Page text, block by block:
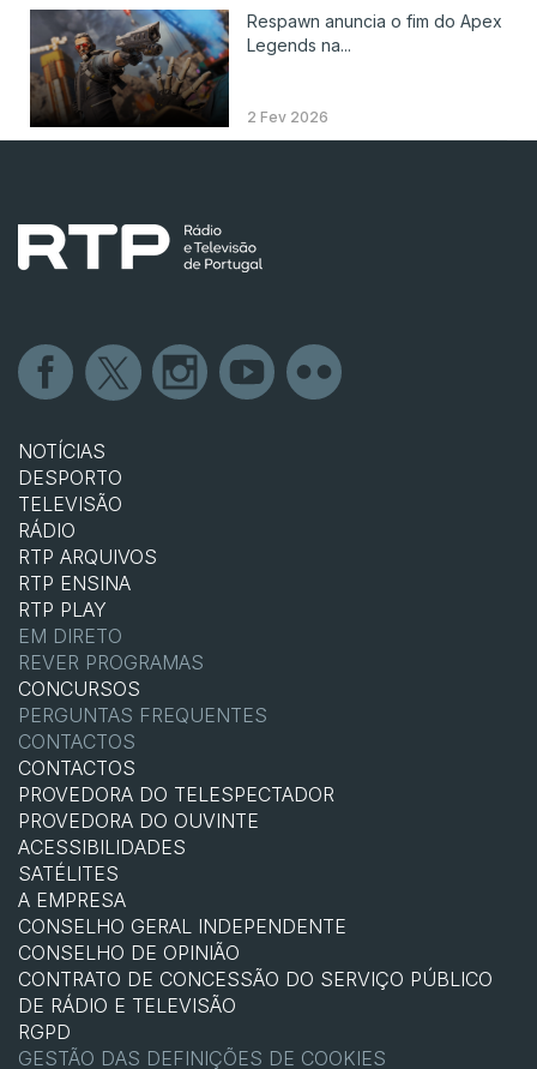
Respawn anuncia o fim do Apex
Legends na...
2 Fev 2026
NOTÍCIAS
DESPORTO
TELEVISÃO
RÁDIO
RTP ARQUIVOS
RTP ENSINA
RTP PLAY
EM DIRETO
REVER PROGRAMAS
CONCURSOS
PERGUNTAS FREQUENTES
CONTACTOS
CONTACTOS
PROVEDORA DO TELESPECTADOR
PROVEDORA DO OUVINTE
ACESSIBILIDADES
SATÉLITES
A EMPRESA
CONSELHO GERAL INDEPENDENTE
CONSELHO DE OPINIÃO
CONTRATO DE CONCESSÃO DO SERVIÇO PÚBLICO
DE RÁDIO E TELEVISÃO
RGPD
GESTÃO DAS DEFINIÇÕES DE COOKIES